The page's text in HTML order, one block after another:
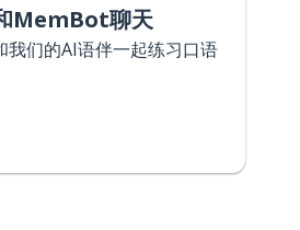
MemBot聊天
我们的AI语伴一起练习口语